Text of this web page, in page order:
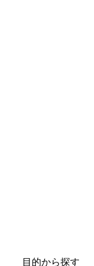
目的から探す